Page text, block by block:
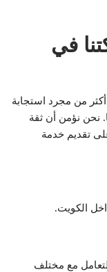
في
من مجرد استجابة
نحن نؤمن أن ثقة
تقديم خدمة
الكويت.
مع مختلف